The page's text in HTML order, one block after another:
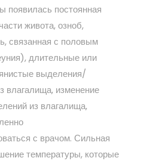
появилась постоянная
живота, озноб,
связанная с половым
длительные или
выделения/
влагалища, изменение
из влагалища,
с врачом. Сильная
температуры, которые